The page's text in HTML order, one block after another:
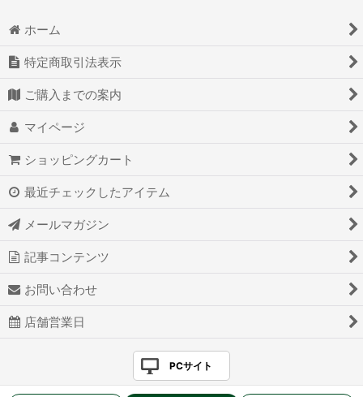
ホーム
特定商取引法表示
ご購入までの案内
マイページ
ショッピングカート
最近チェックしたアイテム
メールマガジン
記事コンテンツ
お問い合わせ
店舗営業日
PCサイト